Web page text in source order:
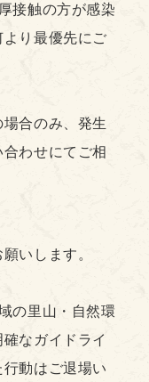
接触の方が感染
り最優先にご
合のみ、発生
わせにてご相
いします。
の里山・自然環
なガイドライ
動はご退場い